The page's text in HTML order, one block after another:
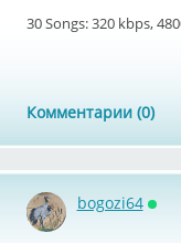
30 Songs: 320 kbps,
Комментарии (0)
bogozi64